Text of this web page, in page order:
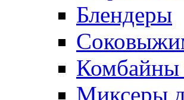
Блендеры
Комбайны
Миксеры